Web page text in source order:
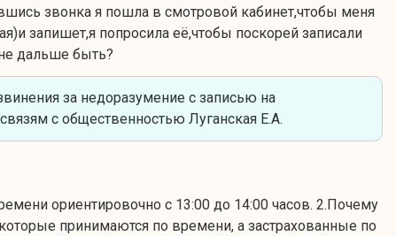
звонка я пошла в смотровой кабинет,чтобы меня
запишет,я попросила её,чтобы поскорей записали
дальше быть?
за недоразумение с записью на
с общественностью Луганская Е.А.
ориентировочно с 13:00 до 14:00 часов. 2.Почему
принимаются по времени, а застрахованные по